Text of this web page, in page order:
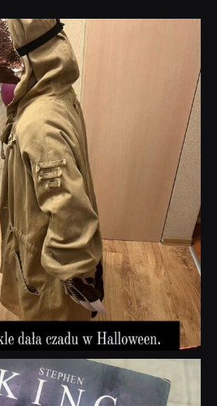
dobryhorror
Lis 1
dobryhorror
Wrz 23